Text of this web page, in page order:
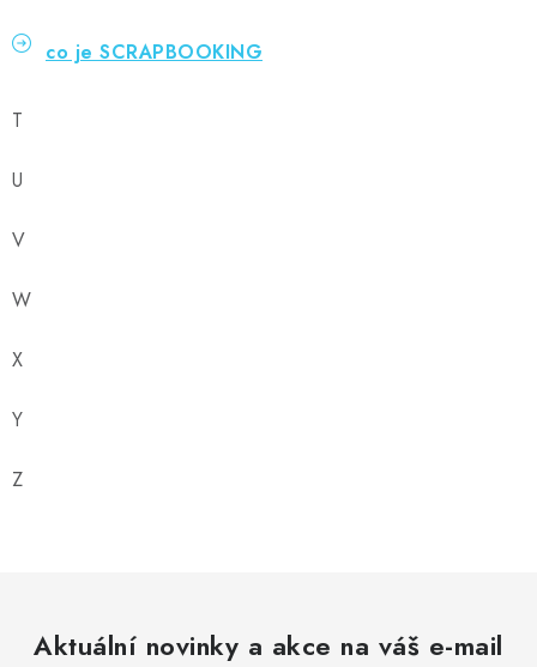
co je SCRAPBOOKING
T
U
V
W
X
Y
Z
Aktuální novinky a akce na váš e-mail